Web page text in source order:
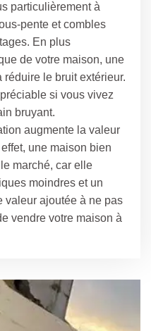
particulièrement à
pente et combles
En plus
de votre maison, une
le bruit extérieur.
si vous vivez
bruyant.
augmente la valeur
une maison bien
marché, car elle
moindres et un
valeur ajoutée à ne pas
vendre votre maison à